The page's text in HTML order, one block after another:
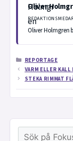
Oliver
Oliver Holmgren
KATEGORIER
REPORTAGE
VARM ELLER
STEKA RIMMAT
Sök